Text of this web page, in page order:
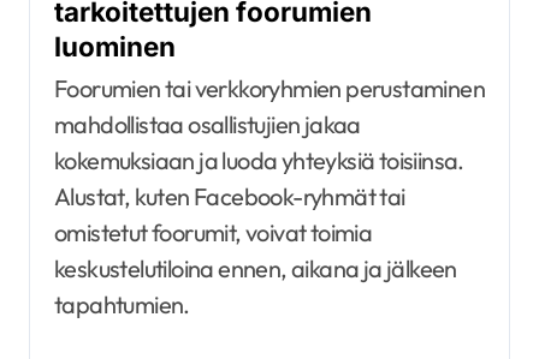
tarkoitettujen foorumien
luominen
Foorumien tai verkkoryhmien perustaminen
mahdollistaa osallistujien jakaa
kokemuksiaan ja luoda yhteyksiä toisiinsa.
Alustat, kuten Facebook-ryhmät tai
omistetut foorumit, voivat toimia
keskustelutiloina ennen, aikana ja jälkeen
tapahtumien.